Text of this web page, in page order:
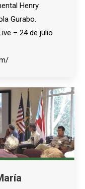
Henry
Gurabo.
– 24 de julio